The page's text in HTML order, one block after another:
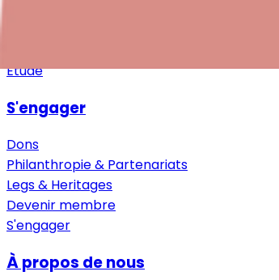
Étude
S'engager
Dons
Philanthropie & Partenariats
Legs & Heritages
Devenir membre
S'engager
À propos de nous